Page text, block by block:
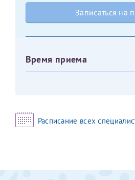
Записаться на
Время приема
Расписание всех
Имя*
налогоплательщик, тот, кто будет